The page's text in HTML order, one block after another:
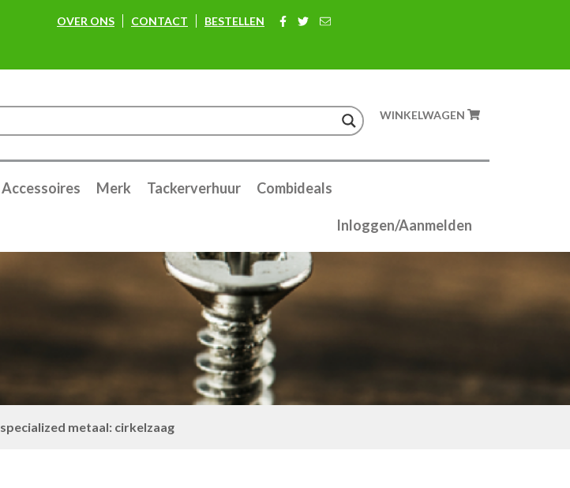
OVER ONS CONTACT BESTELLEN
WINKELWAGEN
Accessoires Merk Tackerverhuur Combideals
Inloggen/Aanmelden
specialized metaal: cirkelzaag